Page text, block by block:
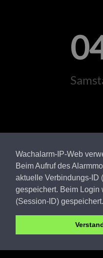
Wachalarm-IP-Web
Beim Aufruf des
aktuelle Verbindungs-ID
gespeichert. Beim Login
(Session-ID) gespeichert.
OSL FW